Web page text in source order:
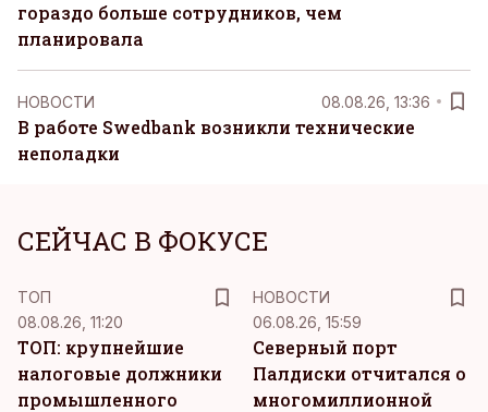
гораздо больше сотрудников, чем
планировала
НОВОСТИ 08.08.26, 13:36
В работе Swedbank возникли технические
неполадки
СЕЙЧАС В ФОКУСЕ
ТОП
08.08.26, 11:20
ТОП: крупнейшие
налоговые должники
промышленного
НОВОСТИ
06.08.26, 15:59
Северный порт
Палдиски отчитался о
многомиллионной